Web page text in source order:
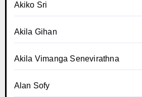
Akiko Sri
Akila Gihan
Akila Vimanga Senevirathna
Alan Sofy